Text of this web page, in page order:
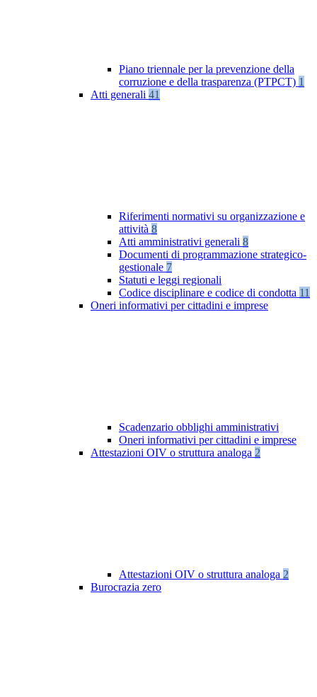
Piano triennale per la prevenzione della
corruzione e della trasparenza (PTPCT) 1
Atti generali 41
Riferimenti normativi su organizzazione e
attività 8
Atti amministrativi generali 8
Documenti di programmazione strategico-
gestionale 7
Statuti e leggi regionali
Codice disciplinare e codice di condotta 11
Oneri informativi per cittadini e imprese
Scadenzario obblighi amministrativi
Oneri informativi per cittadini e imprese
Attestazioni OIV o struttura analoga 2
Attestazioni OIV o struttura analoga 2
Burocrazia zero